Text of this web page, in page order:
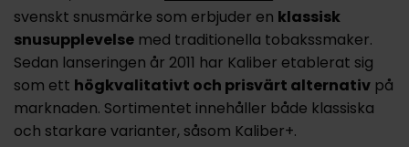
svenskt snusmärke som erbjuder en klassisk
snusupplevelse med traditionella tobakssmaker.
Sedan lanseringen år 2011 har Kaliber etablerat sig
som ett högkvalitativt och prisvärt alternativ på
marknaden. Sortimentet innehåller både klassiska
och starkare varianter, såsom Kaliber+.